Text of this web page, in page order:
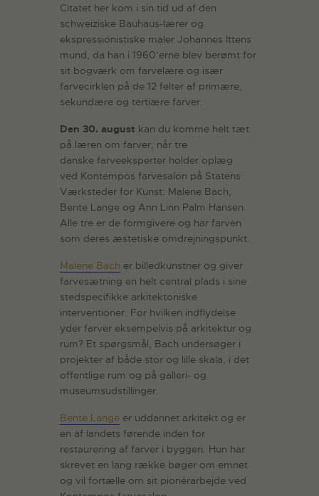
Citatet her kom i sin tid ud af den
schweiziske Bauhaus-lærer og
ekspressionistiske maler Johannes Ittens
mund, da han i 1960’erne blev berømt for
sit bogværk om farvelære og især
farvecirklen på de 12 felter af primære,
sekundære og tertiære farver.
Den 30. august kan du komme helt tæt
på læren om farver, når tre
danske farveeksperter holder oplæg
ved Kontempos farvesalon på Statens
Værksteder for Kunst: Malene Bach,
Bente Lange og Ann Linn Palm Hansen.
Alle tre er de formgivere og har farven
som deres æstetiske omdrejningspunkt.
Malene Bach er billedkunstner og giver
farvesætning en helt central plads i sine
stedspecifikke arkitektoniske
interventioner. For hvilken indflydelse
yder farver eksempelvis på arkitektur og
rum? Et spørgsmål, Bach undersøger i
projekter af både stor og lille skala, i det
offentlige rum og på galleri- og
museumsudstillinger.
Bente Lange er uddannet arkitekt og er
en af landets førende inden for
restaurering af farver i byggeri. Hun har
skrevet en lang række bøger om emnet
og vil fortælle om sit pionérarbejde ved